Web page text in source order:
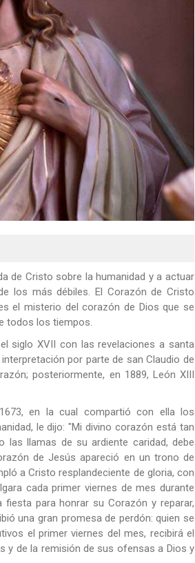
de Cristo sobre la humanidad y a actuar
los más débiles. El Corazón de Cristo
el misterio del corazón de Dios que se
todos los tiempos.
siglo XVII con las revelaciones a santa
por parte de san Claudio de
posteriormente, en 1889, León XIII
en la cual compartió con ella los
le dijo: "Mi divino corazón está tan
las llamas de su ardiente caridad, debe
de Jesús apareció en un trono de
a Cristo resplandeciente de gloria, con
cada primer viernes de mes durante
para honrar su Corazón y reparar,
una gran promesa de perdón: quien se
el primer viernes del mes, recibirá el
y de la remisión de sus ofensas a Dios y